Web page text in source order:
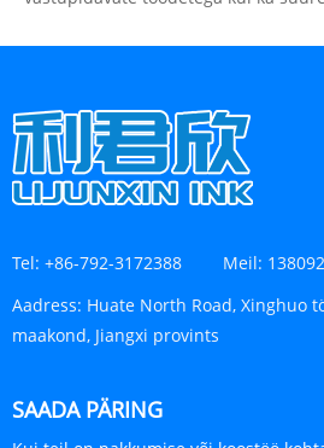
Tel: +86-792-3172388 Meil:
Aadress: Huate North Road, Xinghuo
maakond, Jiangxi provints
SAADA PÄRING